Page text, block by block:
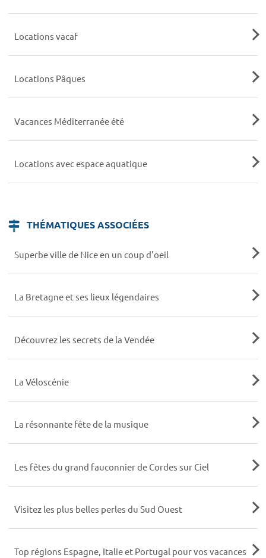
Locations vacaf
Locations Pâques
Vacances Méditerranée été
Locations avec espace aquatique
THÉMATIQUES ASSOCIÉES
Superbe ville de Nice en un coup d'oeil
La Bretagne et ses lieux légendaires
Découvrez les secrets de la Vendée
La Véloscénie
La résonnante fête de la musique
Les fêtes du grand fauconnier de Cordes sur Ciel
Visitez les plus belles perles du Sud Ouest
Top régions Espagne, Italie et Portugal pour vos vacances